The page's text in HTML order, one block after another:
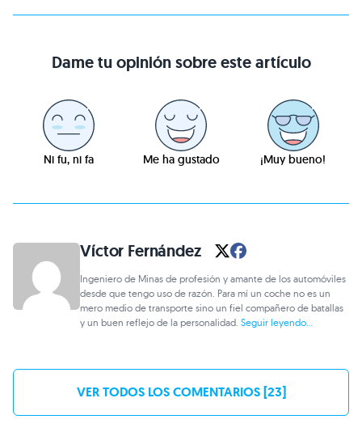
Dame tu opinión sobre este artículo
Ni fu, ni fa Me ha gustado ¡Muy bueno!
Víctor Fernández
Ingeniero de Minas de profesión y amante de los automóviles
desde que tengo uso de razón. Para mí un coche no es un
mero medio de transporte sino un fiel compañero de batallas
y un buen reflejo de la personalidad.Seguir leyendo...
VER TODOS LOS COMENTARIOS [23]